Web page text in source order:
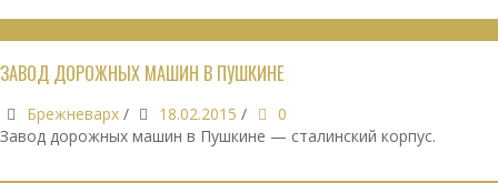
ЗАВОД ДОРОЖНЫХ МАШИН В ПУШКИНЕ
Брежневарх / 18.02.2015 /
0
Завод дорожных машин в Пушкине — сталинский корпус.